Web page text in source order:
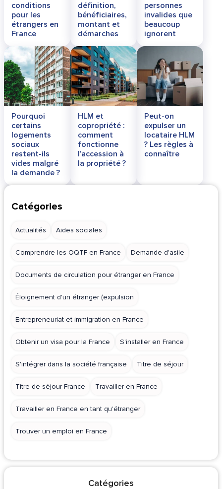
conditions
pour les
étrangers en
France
définition,
bénéficiaires,
montant et
démarches
personnes
invalides que
beaucoup
ignorent
Pourquoi
certains
logements
sociaux
restent-ils
vides malgré
la demande ?
HLM et
copropriété :
comment
fonctionne
l’accession à
la propriété ?
Peut-on
expulser un
locataire HLM
? Les règles à
connaître
Catégories
Actualités Aides sociales
Comprendre les OQTF en France Demande d'asile
Documents de circulation pour étranger en France
Éloignement d'un étranger (expulsion
Entrepreneuriat et immigration en France
Obtenir un visa pour la France S'installer en France
S'intégrer dans la société française Titre de séjour
Titre de séjour France Travailler en France
Travailler en France en tant qu'étranger
Trouver un emploi en France
Catégories